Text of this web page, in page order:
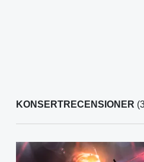
KONSERTRECENSIONER